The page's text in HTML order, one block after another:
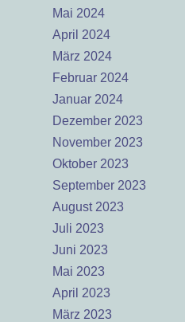
Mai 2024
April 2024
März 2024
Februar 2024
Januar 2024
Dezember 2023
November 2023
Oktober 2023
September 2023
August 2023
Juli 2023
Juni 2023
Mai 2023
April 2023
März 2023